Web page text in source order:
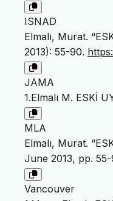
ISNAD
Elmalı, Murat.
2013): 55-90.
JAMA
1.Elmalı M. ESKİ
MLA
Elmalı, Murat.
June 2013, pp.
Vancouver